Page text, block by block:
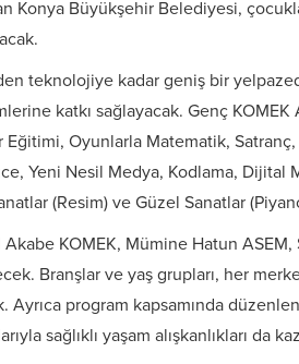
Konya Büyükşehir Belediyesi,
teknolojiye kadar geniş bir
katkı sağlayacak. Genç KOMEK
Eğitimi, Oyunlarla Matematik,
Yeni Nesil Medya, Kodlama, Dijital
(Resim) ve Güzel Sanatlar
Akabe KOMEK, Mümine Hatun
Branşlar ve yaş grupları, her
Ayrıca program kapsamında
sağlıklı yaşam alışkanlıkları da